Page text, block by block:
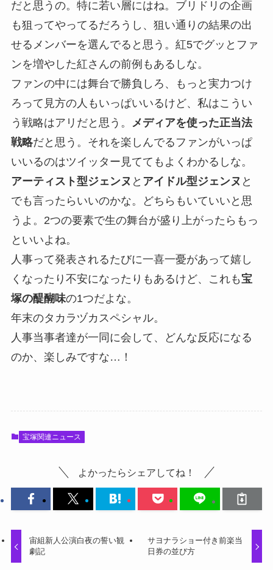
だと思うの。特に若い層にはね。ブリドリの企画
も狙ってやってるだろうし、狙い通りの結果の出
せるメンバーを選んでると思う。紅5でグッとファ
ンを増やした紅さんの前例もあるしな。
ファンの中には舞台で勝負しろ、もっと実力つけ
ろって見方の人もいっぱいいるけど、私はこうい
う戦略はアリだと思う。 メディアを使った正当法
戦略だと思う。それを楽しんでるファンがいっぱ
いいるのはツイッター見ててもよくわかるしな。
アーティスト型ジェンヌ と アイドル型ジェンヌ と
でも言ったらいいのかな。どちらもいていいと思
うよ。2つの要素で生の舞台が盛り上がったらもっ
といいよね。
人事って発表されるたびに一喜一憂があって嬉し
くなったり不安になったりもあるけど、これも宝
塚の醍醐味の1つだよな。
年末のタカラヅカスペシャル。
人事当事者達が一同に会して、どんな反応になる
のか、楽しみですな…！
宝塚関連ニュース
よかったらシェアしてね！
宙組新人公演白夜の誓い観
劇記
サヨナラショー付き前楽当
日券の並び方